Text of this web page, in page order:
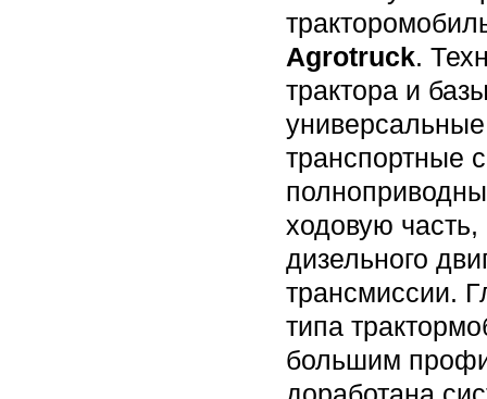
Agrotruck.
трактора и
транспортные
ходовую
дизельного
трансмиссии.
типа
большим